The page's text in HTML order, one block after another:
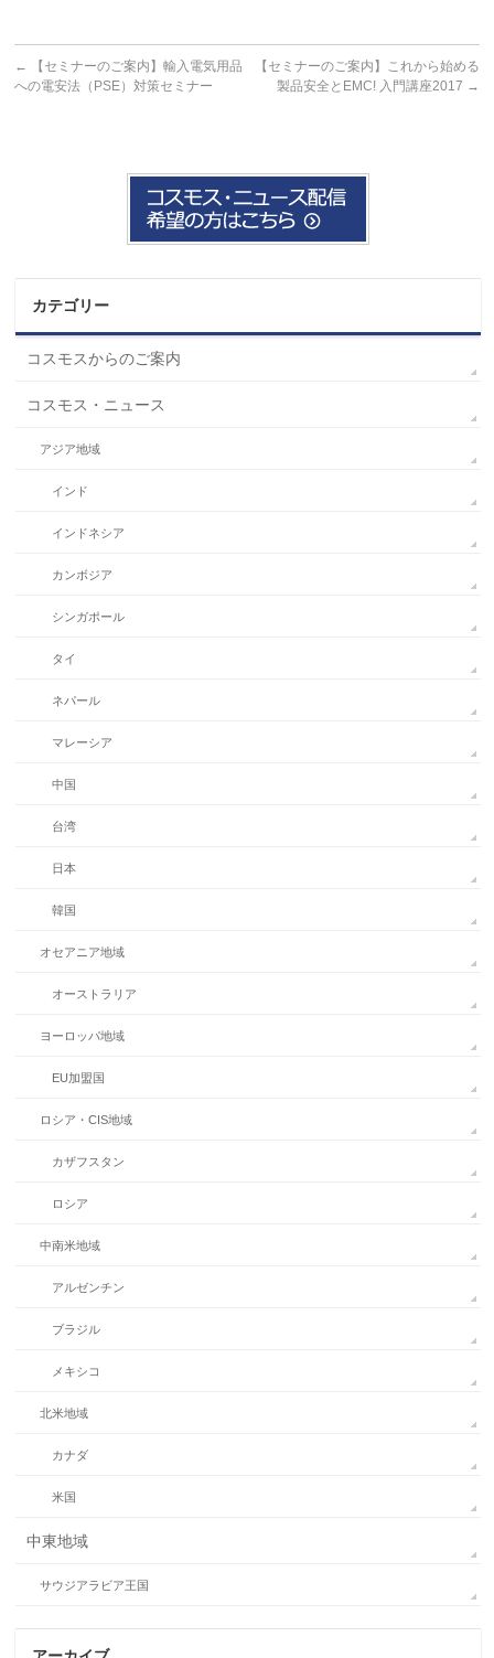
←
【セミナーのご案内】輸入電気用品
への電安法（PSE）対策セミナー
【セミナーのご案内】これから始める
製品安全とEMC! 入門講座2017 →
カテゴリー
コスモスからのご案内
コスモス・ニュース
アジア地域
インド
インドネシア
カンボジア
シンガポール
タイ
ネパール
マレーシア
中国
台湾
日本
韓国
オセアニア地域
オーストラリア
ヨーロッパ地域
EU加盟国
ロシア・CIS地域
カザフスタン
ロシア
中南米地域
アルゼンチン
ブラジル
メキシコ
北米地域
カナダ
米国
中東地域
サウジアラビア王国